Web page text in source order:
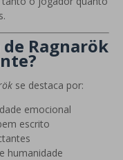
Ragnarök
se destaca por:
emocional
escrito
humanidade